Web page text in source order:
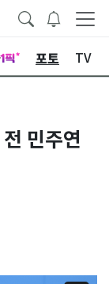
포토 TV
민주연